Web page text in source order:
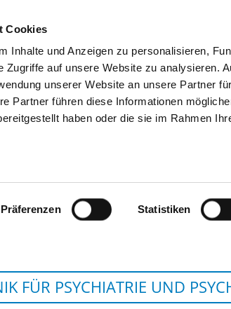
Cookies
Inhalte und Anzeigen zu personalisieren,
Zugriffe auf unsere Website zu analysieren.
unserer Website an unsere Partner
Partner führen diese Informationen
haben oder die sie im Rahmen
Präferenzen Statistiken
SUCHEN TIPPS & HILFE
FÜR PSYCHIATRIE UND